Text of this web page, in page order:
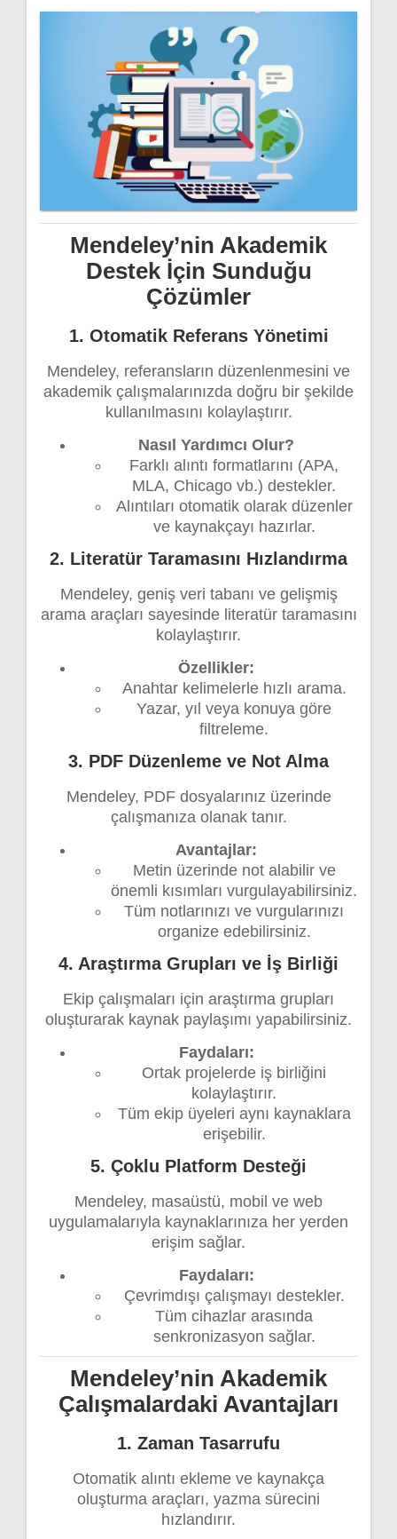
Mendeley’nin Akademik
Destek İçin Sunduğu
Çözümler
1. Otomatik Referans Yönetimi
Mendeley, referansların düzenlenmesini ve
akademik çalışmalarınızda doğru bir şekilde
kullanılmasını kolaylaştırır.
Nasıl Yardımcı Olur?
Farklı alıntı formatlarını (APA,
MLA, Chicago vb.) destekler.
Alıntıları otomatik olarak düzenler
ve kaynakçayı hazırlar.
2. Literatür Taramasını Hızlandırma
Mendeley, geniş veri tabanı ve gelişmiş
arama araçları sayesinde literatür taramasını
kolaylaştırır.
Özellikler:
Anahtar kelimelerle hızlı arama.
Yazar, yıl veya konuya göre
filtreleme.
3. PDF Düzenleme ve Not Alma
Mendeley, PDF dosyalarınız üzerinde
çalışmanıza olanak tanır.
Avantajlar:
Metin üzerinde not alabilir ve
önemli kısımları vurgulayabilirsiniz.
Tüm notlarınızı ve vurgularınızı
organize edebilirsiniz.
4. Araştırma Grupları ve İş Birliği
Ekip çalışmaları için araştırma grupları
oluşturarak kaynak paylaşımı yapabilirsiniz.
Faydaları:
Ortak projelerde iş birliğini
kolaylaştırır.
Tüm ekip üyeleri aynı kaynaklara
erişebilir.
5. Çoklu Platform Desteği
Mendeley, masaüstü, mobil ve web
uygulamalarıyla kaynaklarınıza her yerden
erişim sağlar.
Faydaları:
Çevrimdışı çalışmayı destekler.
Tüm cihazlar arasında
senkronizasyon sağlar.
Mendeley’nin Akademik
Çalışmalardaki Avantajları
1. Zaman Tasarrufu
Otomatik alıntı ekleme ve kaynakça
oluşturma araçları, yazma sürecini
hızlandırır.